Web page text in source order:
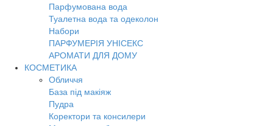
Парфумована вода
Туалетна вода та одеколон
Набори
ПАРФУМЕРІЯ УНІСЕКС
АРОМАТИ ДЛЯ ДОМУ
КОСМЕТИКА
Обличчя
База під макіяж
Пудра
Коректори та консилери